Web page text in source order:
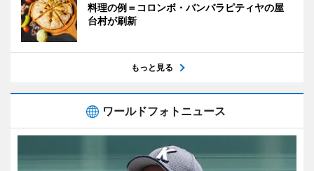
料理の例＝コロンボ・バンバラピティヤの屋
台村が刷新
もっと見る
ワールドフォトニュース